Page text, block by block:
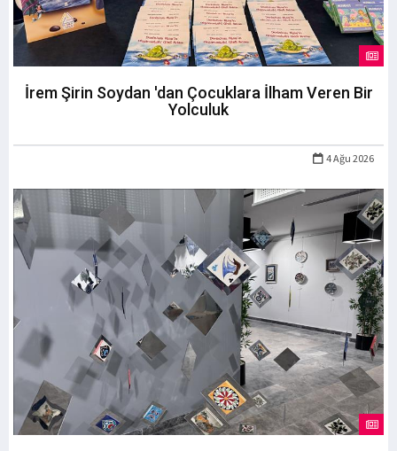
İrem Şirin Soydan 'dan Çocuklara İlham Veren Bir
Yolculuk
4 Ağu 2026